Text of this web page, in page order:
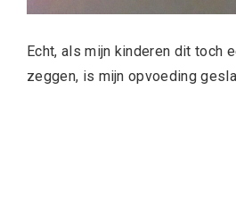
Echt, als mijn kinderen dit toch
zeggen, is mijn opvoeding